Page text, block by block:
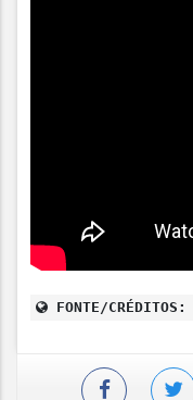
FONTE/CRÉDITOS: